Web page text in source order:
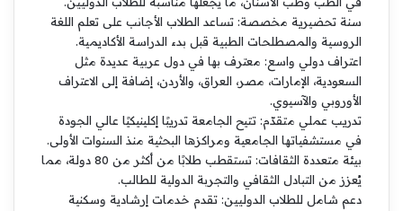
سنة تحضيرية مخصصة: تساعد الطلاب الأجانب على تعلم اللغة
الروسية والمصطلحات الطبية قبل بدء الدراسة الأكاديمية.
اعتراف دولي واسع: معترف بها في دول عربية عديدة مثل
السعودية، الإمارات، مصر، العراق، والأردن، إضافة إلى الاعتراف
الأوروبي والآسيوي.
تدريب عملي متقدّم: تتيح الجامعة تدريبًا إكلينيكيًا عالي الجودة
في مستشفياتها الجامعية ومراكزها البحثية منذ السنوات الأولى.
بيئة متعددة الثقافات: تستقطب طلابًا من أكثر من 80 دولة، مما
يُعزز من التبادل الثقافي والتجربة الدولية للطالب.
دعم شامل للطلاب الدوليين: تقدم خدمات إرشادية وسكنية